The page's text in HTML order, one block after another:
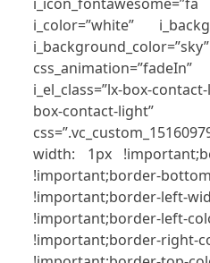
i_color=”white”
i_background_color=”sky”
i_el_class=”lx-box-
box-contact-light”
width: 1px
!important;border-
!important;border-
!important;border-